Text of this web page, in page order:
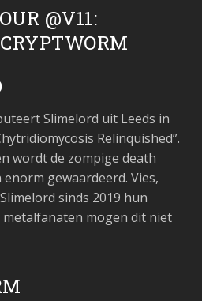
@V11:
Slimelord uit Leeds in
Relinquished”.
wordt de zompige death
gewaardeerd. Vies,
sinds 2019 hun
mogen dit niet